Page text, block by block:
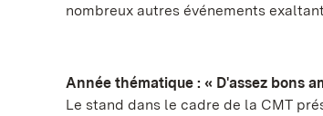
nombreux autres événements
Année thématique : « D'assez bons
Le stand dans le cadre de la CMT